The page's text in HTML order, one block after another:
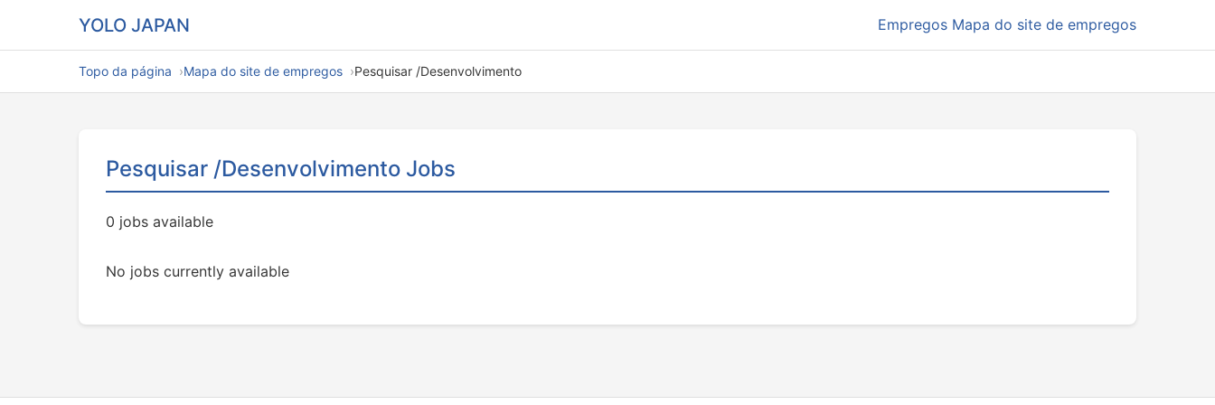
YOLO JAPAN Empregos Mapa do site de empregos
Topo da página Mapa do site de empregos Pesquisar /Desenvolvimento
Pesquisar /Desenvolvimento Jobs
0 jobs available
No jobs currently available